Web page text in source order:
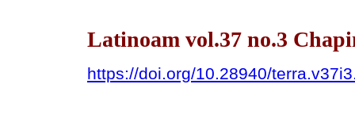
Latinoam vol.37 no.3
https://doi.org/10.28940/